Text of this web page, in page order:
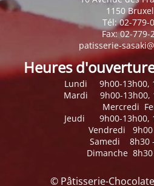
1150
Tél: 02-779-
Fax: 02-779-
patisserie-
Heures
Lundi 9h00-13h00,
Mardi 9h00-13h00,
Mercredi
Jeudi 9h00-13h00,
Vendredi 9h00
Samedi 8h30
Dimanche
© Pâtisserie-